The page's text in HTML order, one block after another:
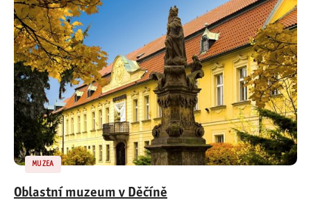
MUZEA
Oblastní muzeum v Děčíně